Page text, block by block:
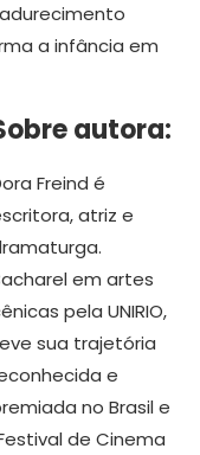
a infância em
autora:
Freind é
atriz e
em artes
pela UNIRIO,
sua trajetória
e
no Brasil e
de Cinema